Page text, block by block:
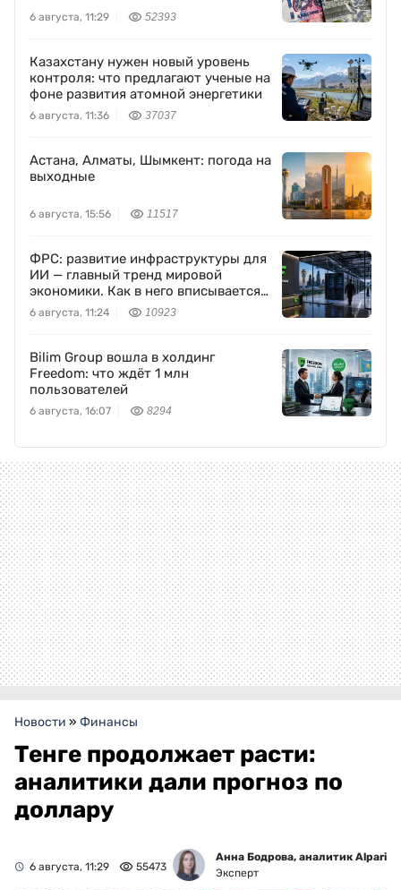
6 августа, 11:29 52393
Казахстану нужен новый уровень
контроля: что предлагают ученые на
фоне развития атомной энергетики
6 августа, 11:36 37037
Астана, Алматы, Шымкент: погода на
выходные
6 августа, 15:56 11517
ФРС: развитие инфраструктуры для
ИИ — главный тренд мировой
экономики. Как в него вписывается
Freedom Holding Corp.
6 августа, 11:24 10923
Bilim Group вошла в холдинг
Freedom: что ждёт 1 млн
пользователей
6 августа, 16:07 8294
Новости » Финансы
Тенге продолжает расти:
аналитики дали прогноз по
доллару
6 августа, 11:29 55473
Анна Бодрова, аналитик Alpari
Эксперт